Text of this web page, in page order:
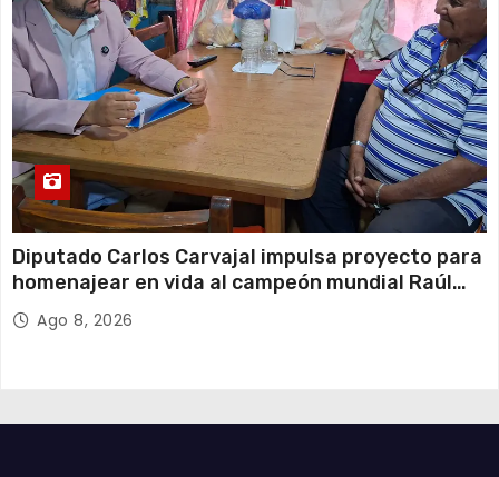
Diputado Carlos Carvajal impulsa proyecto para
homenajear en vida al campeón mundial Raúl
Choque
Ago 8, 2026